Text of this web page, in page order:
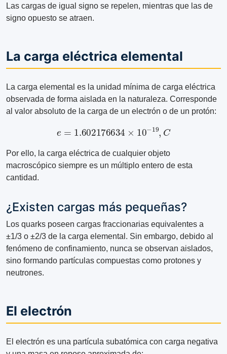
Las cargas de igual signo se repelen, mientras que las de
signo opuesto se atraen.
La carga eléctrica elemental
La carga elemental es la unidad mínima de carga eléctrica
observada de forma aislada en la naturaleza. Corresponde
al valor absoluto de la carga de un electrón o de un protón:
1.602176634 10−19 C
Por ello, la carga eléctrica de cualquier objeto
macroscópico siempre es un múltiplo entero de esta
cantidad.
¿Existen cargas más pequeñas?
Los quarks poseen cargas fraccionarias equivalentes a
±1/3 o ±2/3 de la carga elemental. Sin embargo, debido al
fenómeno de confinamiento, nunca se observan aislados,
sino formando partículas compuestas como protones y
neutrones.
El electrón
El electrón es una partícula subatómica con carga negativa